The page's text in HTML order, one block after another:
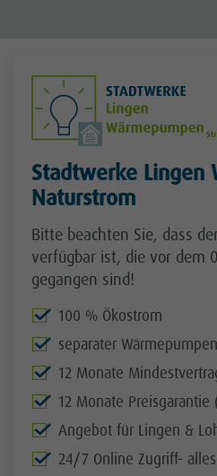
Stadtwerke Lingen
Naturstrom
Bitte beachten Sie, dass
verfügbar ist, die vor dem
gegangen sind!
100 % Ökostrom
separater
12 Monate
12 Monate Preisgarantie
Angebot für Lingen &
24/7 Online Zugriff-